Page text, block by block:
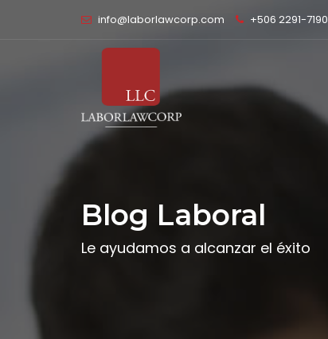
info@laborlawcorp.com +506 2291-7190
Blog Laboral
Le ayudamos a alcanzar el éxito